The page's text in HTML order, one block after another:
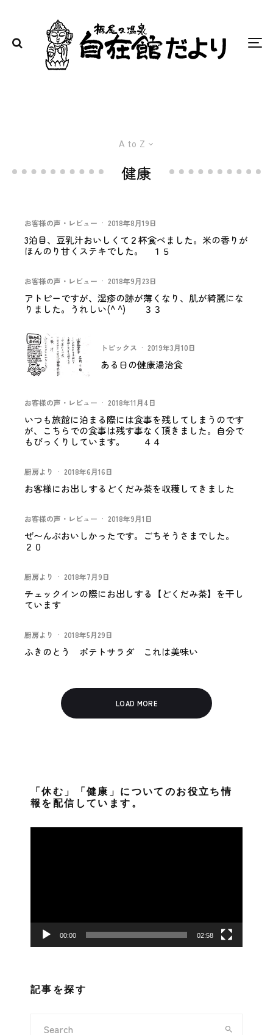
A to Z
健康
お客様の声・レビュー · 2018年8月19日
3泊目、豆乳汁おいしくて２杯食べました。米の香りが
ほんのり甘くステキでした。 １５
お客様の声・レビュー · 2018年9月23日
アトピーですが、湿疹の跡が薄くなり、肌が綺麗にな
りました。うれしい(^ ^) ３３
トピックス · 2019年3月10日
ある日の健康湯治食
お客様の声・レビュー · 2018年11月4日
いつも旅館に泊まる際には食事を残してしまうのです
が、こちらでの食事は残す事なく頂きました。自分で
もびっくりしています。 ４４
厨房より · 2018年6月16日
お客様にお出しするどくだみ茶を収穫してきました
お客様の声・レビュー · 2018年9月1日
ぜ〜んぶおいしかったです。ごちそうさまでした。
２０
厨房より · 2018年7月9日
チェックインの際にお出しする【どくだみ茶】を干し
ています
厨房より · 2018年5月29日
ふきのとう ポテトサラダ これは美味い
LOAD MORE
「休む」「健康」についてのお役立ち情
報を配信しています。
ー
00:00 02:58
記事を探す